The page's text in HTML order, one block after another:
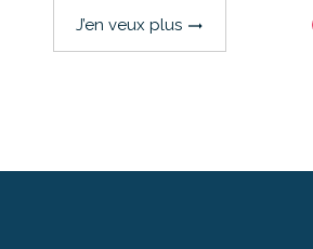
J’en veux plus trending_flat